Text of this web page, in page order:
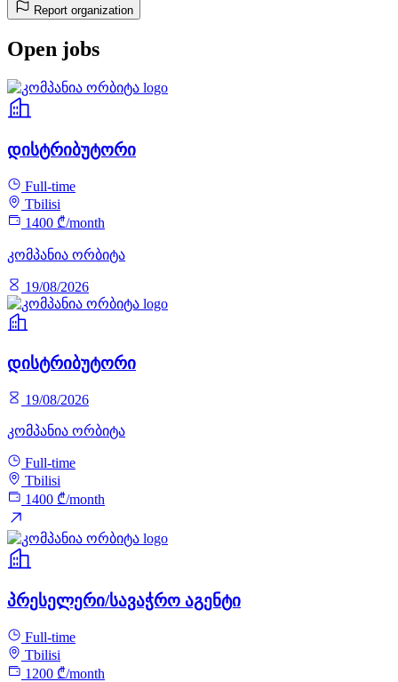
Report organization
Open jobs
დისტრიბუტორი
Full-time
Tbilisi
1400 ₾/month
კომპანია ორბიტა
19/08/2026
დისტრიბუტორი
19/08/2026
კომპანია ორბიტა
Full-time
Tbilisi
1400 ₾/month
პრესელერი/სავაჭრო აგენტი
Full-time
Tbilisi
1200 ₾/month